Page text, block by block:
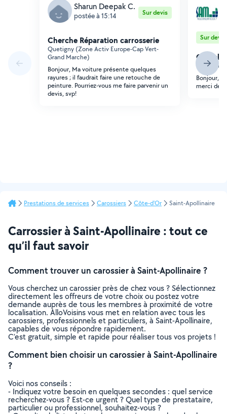
Sharun Deepak C.
postée à 15:14 Sur devis
Cherche Réparation carrosserie
Quetigny (Zone Activ Europe-Cap Vert-
Grand Marche)
Bonjour, Ma voiture présente quelques
rayures ; il faudrait faire une retouche de
peinture. Pourriez-vous me faire parvenir un
devis, svp!
Sur devis
Dijon
Bonjour,
merci de
Prestations de services Carossiers Côte-d'Or Saint-Apollinaire
Carrossier à Saint-Apollinaire : tout ce
qu’il faut savoir
Comment trouver un carossier à Saint-Apollinaire ?
Vous cherchez un carossier près de chez vous ? Sélectionnez
directement les offreurs de votre choix ou postez votre
demande auprès de tous les membres à proximité de votre
localisation. AlloVoisins vous met en relation avec tous les
carossiers, professionnels et particuliers, à Saint-Apollinaire,
capables de vous répondre rapidement.
C’est gratuit, simple et rapide pour réaliser tous vos projets !
Comment bien choisir un carossier à Saint-Apollinaire
?
Voici nos conseils :
- Indiquez votre besoin en quelques secondes : quel service
recherchez-vous ? Est-ce urgent ? Quel type de prestataire,
particulier ou professionnel, souhaitez-vous ?